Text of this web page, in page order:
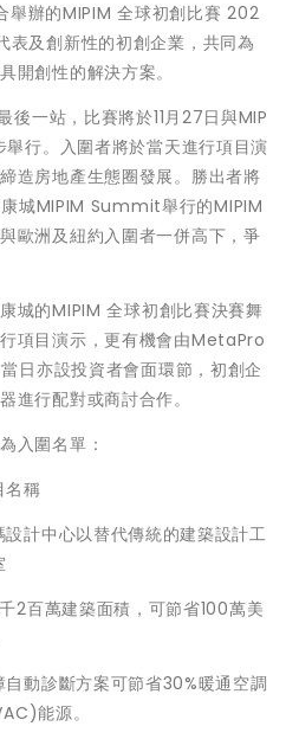
辦的MIPIM 全球初創比賽 202
表及創新性的初創企業，共同為
開創性的解決方案。
一站，比賽將於11月27日與MIP
行。入圍者將於當天進行項目演
造房地產生態圈發展。勝出者將
城MIPIM Summit舉行的MIPIM
歐洲及紐約入圍者一併高下，爭
城的MIPIM 全球初創比賽決賽舞
項目演示，更有機會由MetaPro
日亦設投資者會面環節，初創企
進行配對或商討合作。
入圍名單：
名稱
設計中心以替代傳統的建築設計工
2百萬建築面積，可節省100萬美
自動診斷方案可節省30%暖通空調
能源。